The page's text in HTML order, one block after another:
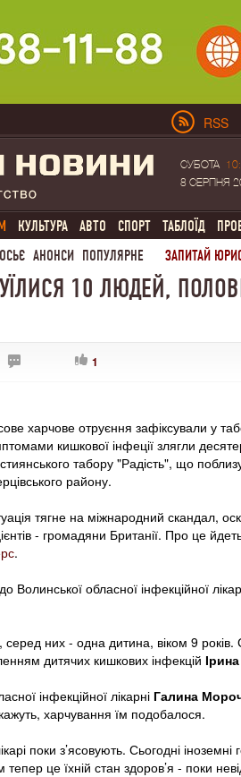
RSS
СУБОТА
8 СЕРПНЯ
КУЛЬТУРА АВТО СПОРТ ТАБЛОЇД
АНОНСИ ПОПУЛЯРНЕ ЗАПИТАЙ
10 ЛЮДЕЙ,
1
харчове отруєння зафіксували у
кишкової інфеції злягли
табору "Радість", що
району.
тягне на міжнародний скандал,
- громадяни Британії. Про це
.
Волинської обласної інфекційної
них - одна дитина, віком 9 років.
дитячих кишкових інфекцій
інфекційної лікарні Галина
харчування їм подобалося.
поки з’ясовують. Сьогодні іноземні
це їхній стан здоров’я - поки